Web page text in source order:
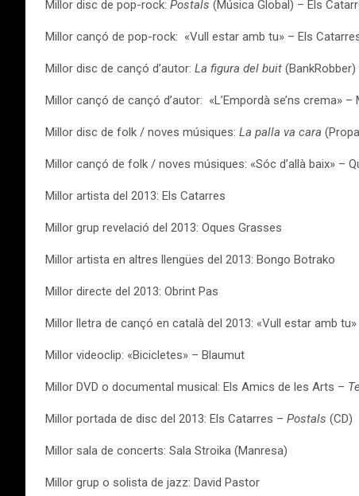
Millor disc de pop-rock: Postals (Música Global) – Els
Millor cançó de pop-rock: «Vull estar amb tu» – Els
Millor disc de cançó d’autor: La figura del buit (BankRobber)
Millor cançó de cançó d’autor: «L’Empordà se’ns crema» –
Millor disc de folk / noves músiques: La palla va cara
Millor cançó de folk / noves músiques: «Sóc d’allà baix» –
Millor artista del 2013: Els Catarres
Millor grup revelació del 2013: Oques Grasses
Millor artista en altres llengües del 2013: Bongo Botrako
Millor directe del 2013: Obrint Pas
Millor lletra de cançó en català del 2013: «Vull estar amb
Millor videoclip: «Bicicletes» – Blaumut
Millor DVD o documental musical: Els Amics de les Arts –
Millor portada de disc del 2013: Els Catarres – Postals (CD)
Millor sala de concerts: Sala Stroika (Manresa)
Millor grup o solista de jazz: David Pastor